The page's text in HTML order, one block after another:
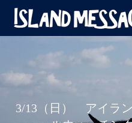
3/13（日） アイラ